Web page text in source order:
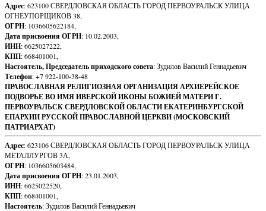
Адрес: 623100 СВЕРДЛОВСКАЯ ОБЛАСТЬ ГОРОД ПЕРВОУРАЛЬСК УЛИЦА
ОГНЕУПОРЩИКОВ 38,
ОГРН: 1036605622184,
Дата присвоения ОГРН: 10.02.2003,
ИНН: 6625027222,
КПП: 668401001,
Настоятель, Председатель приходского совета: Зудилов Василий Геннадьевич
Телефон: +7 922-100-38-48
ПРАВОСЛАВНАЯ РЕЛИГИОЗНАЯ ОРГАНИЗАЦИЯ АРХИЕРЕЙСКОЕ
ПОДВОРЬЕ ВО ИМЯ ИВЕРСКОЙ ИКОНЫ БОЖИЕЙ МАТЕРИ Г.
ПЕРВОУРАЛЬСК СВЕРДЛОВСКОЙ ОБЛАСТИ ЕКАТЕРИНБУРГСКОЙ
ЕПАРХИИ РУССКОЙ ПРАВОСЛАВНОЙ ЦЕРКВИ (МОСКОВСКИЙ
ПАТРИАРХАТ)
Адрес: 623106 СВЕРДЛОВСКАЯ ОБЛАСТЬ ГОРОД ПЕРВОУРАЛЬСК УЛИЦА
МЕТАЛЛУРГОВ 3А,
ОГРН: 1036605603484,
Дата присвоения ОГРН: 23.01.2003,
ИНН: 6625022520,
КПП: 668401001,
Настоятель: Зудилов Василий Геннадьевич